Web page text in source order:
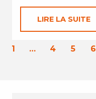
LIRE LA SUITE
1 … 4 5 6